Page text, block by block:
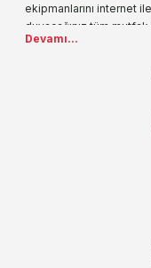
ekipmanlarını internet
duyacağınız tüm
Endüstriyel mutfak
sektörün farklı
Öztiryakiler resmi
donanıma sahip ekibi
mutbex.com ile
alacağınız hizmet
Devamı...